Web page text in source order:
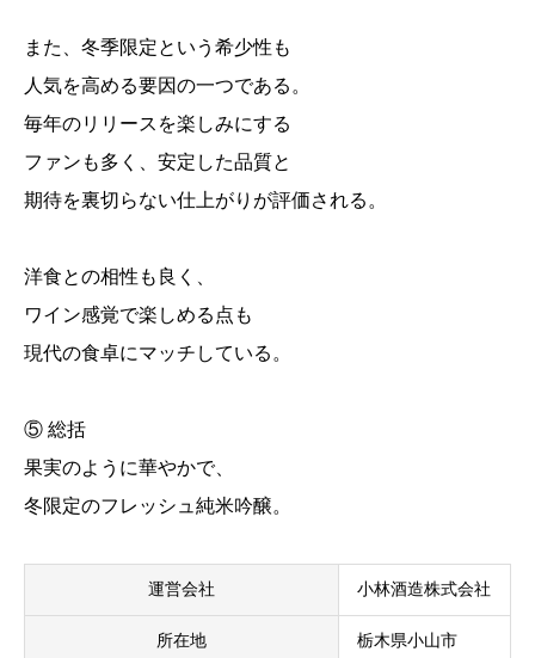
また、冬季限定という希少性も
人気を高める要因の一つである。
毎年のリリースを楽しみにする
ファンも多く、安定した品質と
期待を裏切らない仕上がりが評価される。
洋食との相性も良く、
ワイン感覚で楽しめる点も
現代の食卓にマッチしている。
⑤ 総括
果実のように華やかで、
冬限定のフレッシュ純米吟醸。
運営会社 小林酒造株式会社
所在地 栃木県小山市